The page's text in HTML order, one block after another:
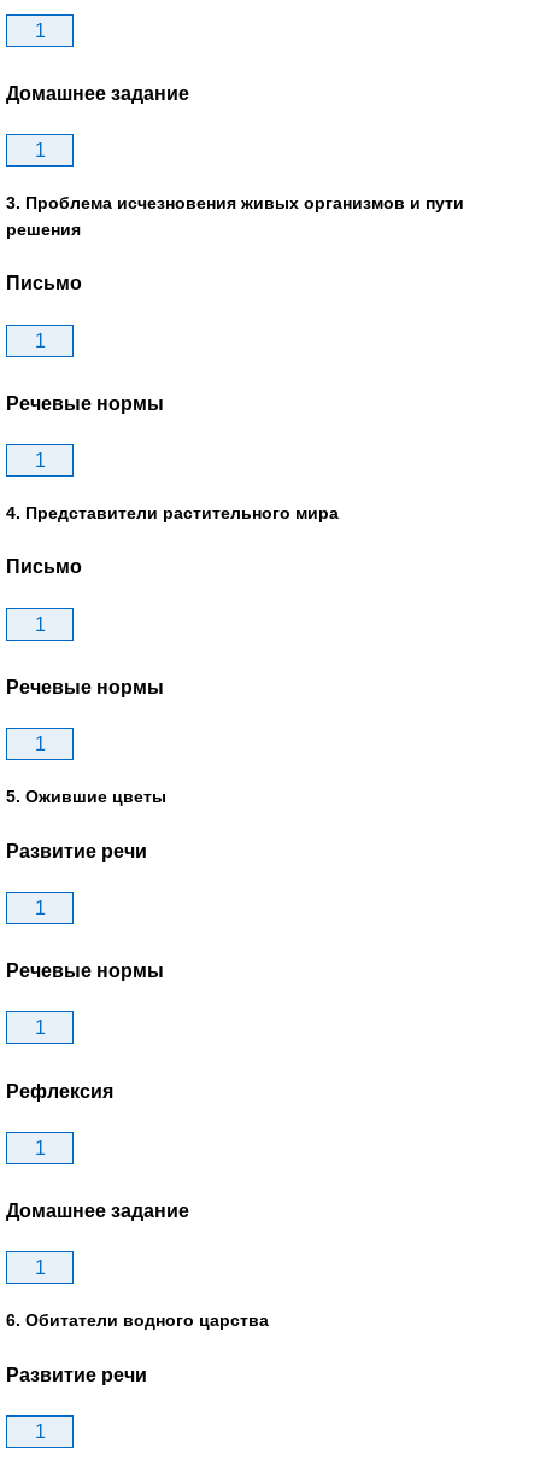
1
Домашнее задание
1
3. Проблема исчезновения живых организмов и пути
решения
Письмо
1
Речевые нормы
1
4. Представители растительного мира
Письмо
1
Речевые нормы
1
5. Ожившие цветы
Развитие речи
1
Речевые нормы
1
Рефлексия
1
Домашнее задание
1
6. Обитатели водного царства
Развитие речи
1